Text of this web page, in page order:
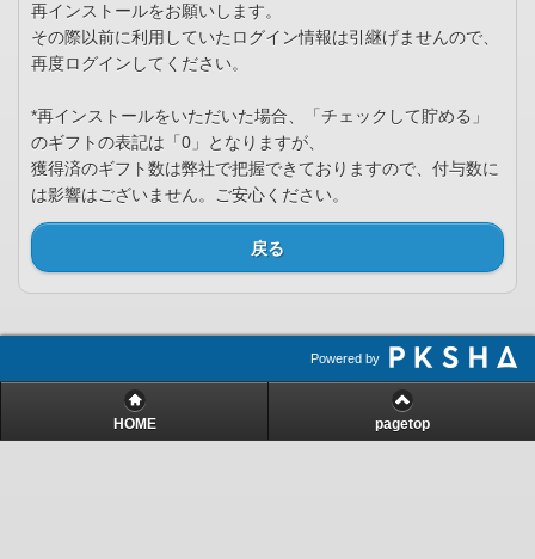
再インストールをお願いします。
その際以前に利用していたログイン情報は引継げませんので、
再度ログインしてください。
*再インストールをいただいた場合、「チェックして貯める」
のギフトの表記は「0」となりますが、
獲得済のギフト数は弊社で把握できておりますので、付与数に
は影響はございません。ご安心ください。
戻る
Powered by
HOME pagetop